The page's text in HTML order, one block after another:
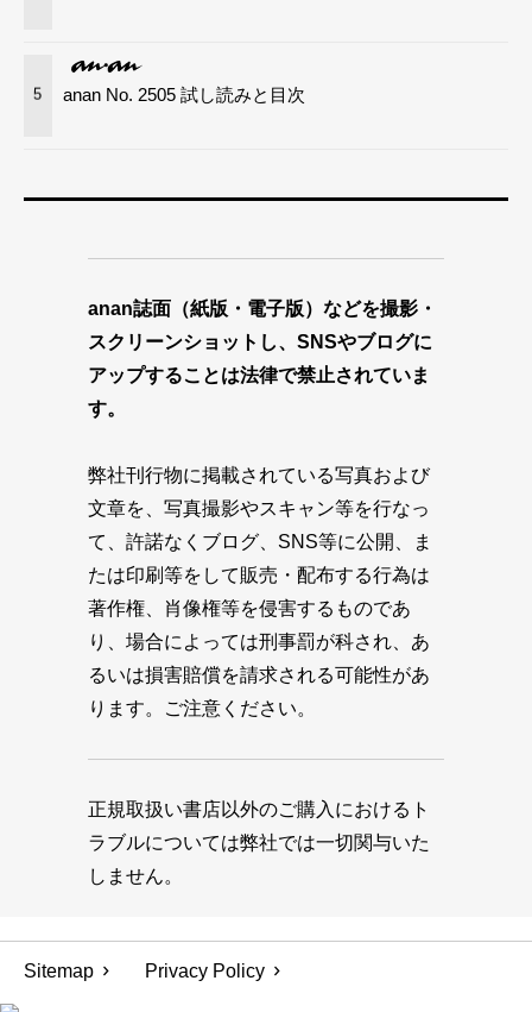
5 anan No. 2505 試し読みと目次
anan誌面（紙版・電子版）などを撮影・
スクリーンショットし、SNSやブログに
アップすることは法律で禁止されていま
す。
弊社刊行物に掲載されている写真および
文章を、写真撮影やスキャン等を行なっ
て、許諾なくブログ、SNS等に公開、ま
たは印刷等をして販売・配布する行為は
著作権、肖像権等を侵害するものであ
り、場合によっては刑事罰が科され、あ
るいは損害賠償を請求される可能性があ
ります。ご注意ください。
正規取扱い書店以外のご購入におけるト
ラブルについては弊社では一切関与いた
しません。
Sitemap Privacy Policy